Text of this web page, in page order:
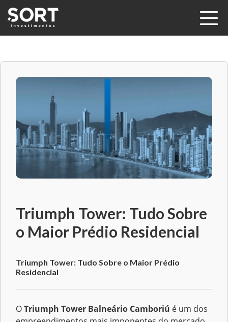
Triumph Tower: Tudo Sobre
o Maior Prédio Residencial
Triumph Tower: Tudo Sobre o Maior Prédio
Residencial
OTriumph Tower Balneário Camboriú é um dos